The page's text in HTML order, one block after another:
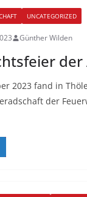
UNCATEGORIZED
Günther Wilden
2023 fand in
der